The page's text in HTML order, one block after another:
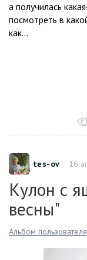
а получилась
посмотреть в
как...
tes-ov 16
Кулон с
весны"
Альбом